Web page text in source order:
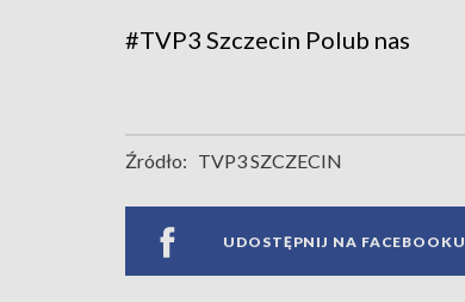
#TVP3 Szczecin Polub nas
Źródło: TVP3 SZCZECIN
UDOSTĘPNIJ NA FACEBOOKU